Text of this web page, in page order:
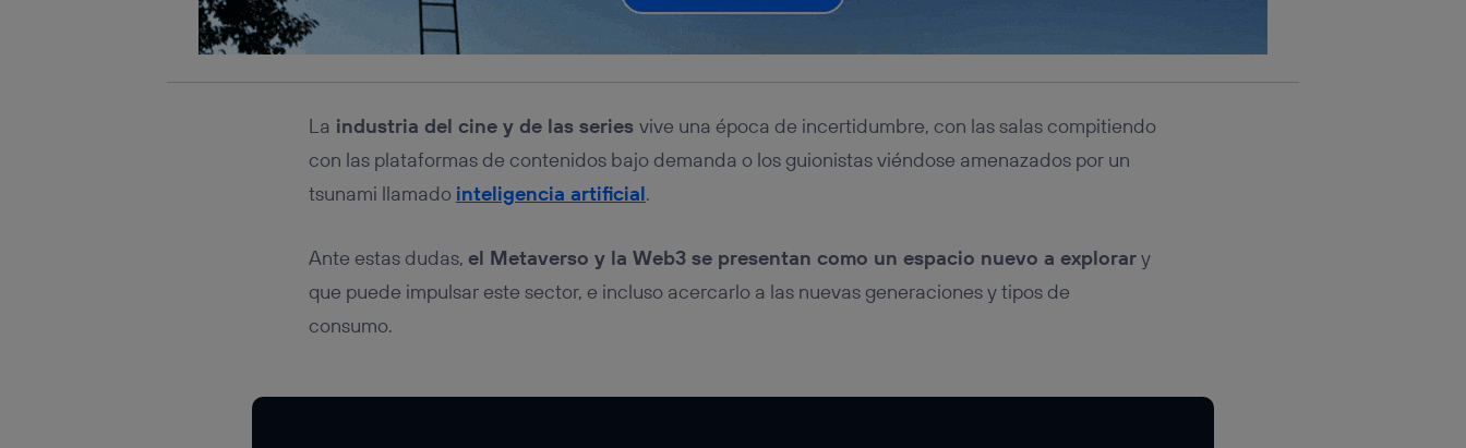
La industria del cine y de las series vive una época de incertidumbre, con las salas compitiendo
con las plataformas de contenidos bajo demanda o los guionistas viéndose amenazados por un
tsunami llamado inteligencia artificial.
Ante estas dudas, el Metaverso y la Web3 se presentan como un espacio nuevo a explorary
que puede impulsar este sector, e incluso acercarlo a las nuevas generaciones y tipos de
consumo.